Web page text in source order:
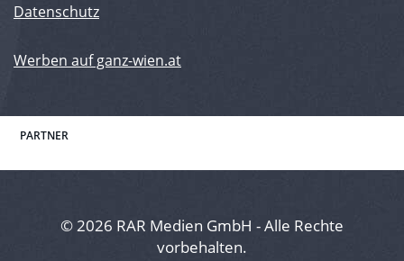
Datenschutz
Werben auf ganz-wien.at
PARTNER
© 2026 RAR Medien GmbH - Alle Rechte
vorbehalten.